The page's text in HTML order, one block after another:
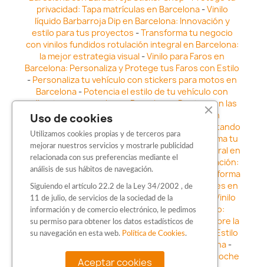
privacidad: Tapa matrículas en Barcelona-Vinilo
líquido Barbarroja Dip en Barcelona: Innovación y
estilo para tus proyectos -Transforma tu negocio
con vinilos fundidos rotulación integral en Barcelona:
la mejor estrategia visual -Vinilo para Faros en
Barcelona: Personaliza y Protege tus Faros con Estilo
- Personaliza tu vehículo con stickers para motos en
Barcelona- Potencia el estilo de tu vehículo con
adhesivos para coche en Barcelona-Destaca en las
calles: Los Mejores stickers para coches en
Vinilo para faros en Barcelona: Resaltando
la Estética y Seguridad del Automóvil- Transforma tu
vehículo con los vinilos fundidos rotulación integral en
Barcelona-Explora la Innovación en Personalización:
Vinilo líquido barbarroja dip en Barcelona
Transforma
tu vehículo con estilo: Kits adhesivos para coches en
Barcelona-Personaliza tu vehículo con estilo: Vinilo
para coche en Barcelona-Destaca con Estilo:
Pegatinas personalizadas en Barcelona -Descubre la
distinción: Los Mejores stickers en Barcelona
Estilo
en movimiento: Sticker para motos en Barcelona-
Personalización sobre ruedas: Adhesivos para coche
Uso de cookies
Utilizamos cookies propias y de terceros para
mejorar nuestros servicios y mostrarle publicidad
relacionada con sus preferencias mediante el
análisis de sus hábitos de navegación.
Siguiendo el artículo 22.2 de la Ley 34/2002 , de
11 de julio, de servicios de la sociedad de la
información y de comercio electrónico, le pedimos
su permiso para obtener los datos estadísticos de
su navegación en esta web. Política de Cookies.
Aceptar cookies